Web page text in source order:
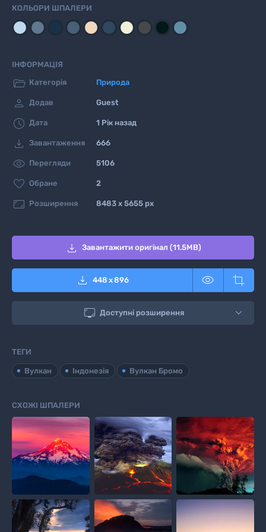
КОЛЬОРИ ШПАЛЕРИ
ІНФОРМАЦІЯ
 Категорія Природа
 Додав Guest
 Дата 1 Рік назад
 Завантаження 666
 Перегляди 5106
 Обране 2
 Розширення 8483 x 5655 px
 Завантажити оригінал (11.5MB)
 448 x896  
 Доступні розширення
ТЕГИ
Вулкан Індонезія Вулкан Бромо
СХОЖІ ШПАЛЕРИ